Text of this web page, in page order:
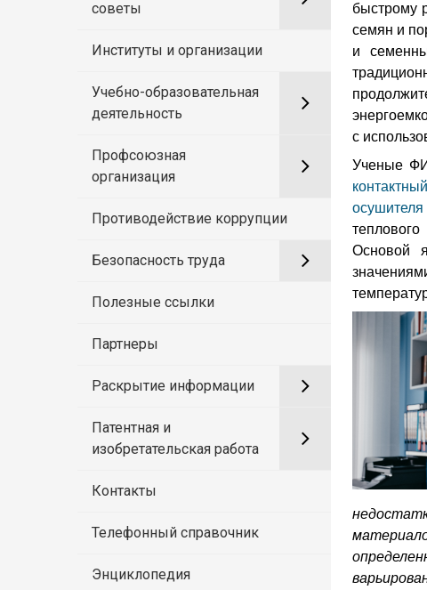
советы
Институты и организации
Учебно-образовательная
деятельность
Профсоюзная
организация
Противодействие коррупции
Безопасность труда
Полезные ссылки
Партнеры
Раскрытие информации
Патентная и
изобретательская работа
Контакты
Телефонный справочник
Энциклопедия
быстрому
семян и
и
с
Ученые
Основой